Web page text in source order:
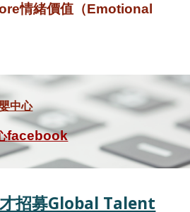
情緒價值（Emotional
中心
facebook
招募Global Talent